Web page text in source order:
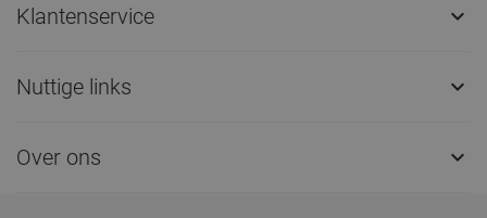
Klantenservice 
Nuttige links 
Over ons 